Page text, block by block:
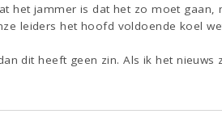
het jammer is dat het zo moet
leiders het hoofd voldoende koel
dit heeft geen zin. Als ik het nieuws